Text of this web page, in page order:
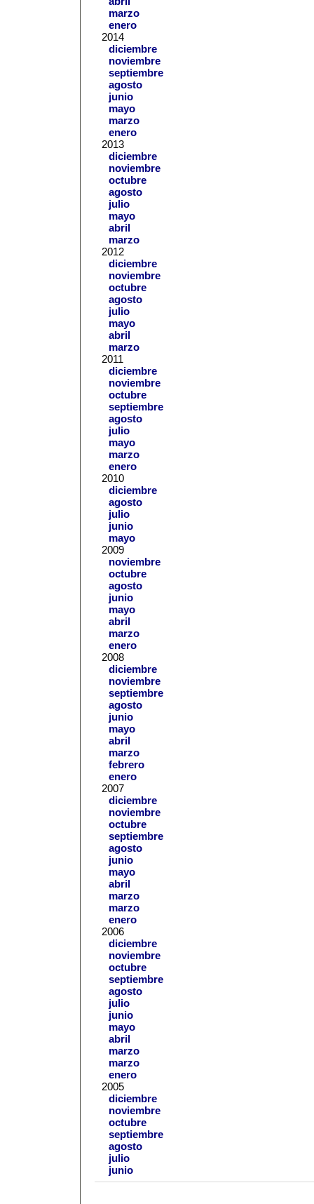
marzo
enero
2014
diciembre
noviembre
septiembre
agosto
junio
mayo
marzo
enero
2013
diciembre
noviembre
octubre
agosto
julio
mayo
abril
marzo
2012
diciembre
noviembre
octubre
agosto
julio
mayo
abril
marzo
2011
diciembre
noviembre
octubre
septiembre
agosto
julio
mayo
marzo
enero
2010
diciembre
agosto
julio
junio
mayo
2009
noviembre
octubre
agosto
junio
mayo
abril
marzo
enero
2008
diciembre
noviembre
septiembre
agosto
junio
mayo
abril
marzo
febrero
enero
2007
diciembre
noviembre
octubre
septiembre
agosto
junio
mayo
abril
marzo
marzo
enero
2006
diciembre
noviembre
octubre
septiembre
agosto
julio
junio
mayo
abril
marzo
marzo
enero
2005
diciembre
noviembre
octubre
septiembre
agosto
julio
junio